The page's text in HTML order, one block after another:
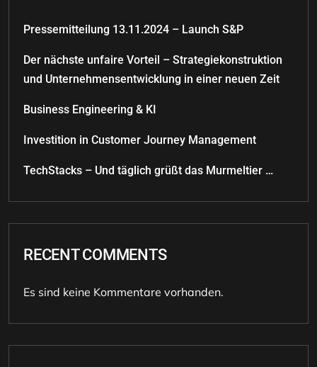
Pressemitteilung 13.11.2024 – Launch S&P
Der nächste unfaire Vorteil – Strategiekonstruktion
und Unternehmensentwicklung in einer neuen Zeit
Business Engineering & KI
Investition in Customer Journey Management
TechStacks – Und täglich grüßt das Murmeltier …
RECENT COMMENTS
Es sind keine Kommentare vorhanden.